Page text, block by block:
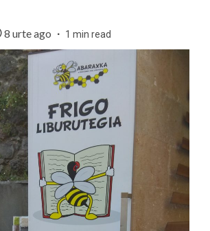
8 urte ago 1 min read